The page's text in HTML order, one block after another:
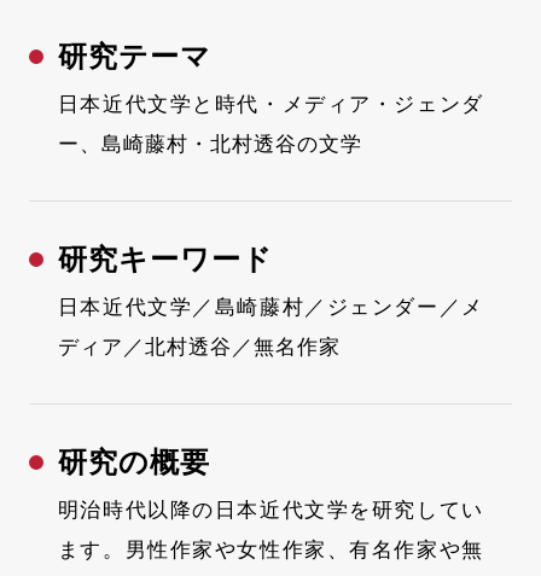
研究テーマ
日本近代文学と時代・メディア・ジェンダ
ー、島崎藤村・北村透谷の文学
研究キーワード
日本近代文学／島崎藤村／ジェンダー／メ
ディア／北村透谷／無名作家
研究の概要
明治時代以降の日本近代文学を研究してい
ます。男性作家や女性作家、有名作家や無